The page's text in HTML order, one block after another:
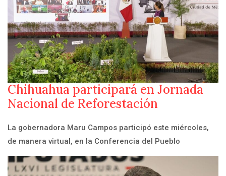
Chihuahua participará en Jornada
Nacional de Reforestación
La gobernadora Maru Campos participó este miércoles,
de manera virtual, en la Conferencia del Pueblo